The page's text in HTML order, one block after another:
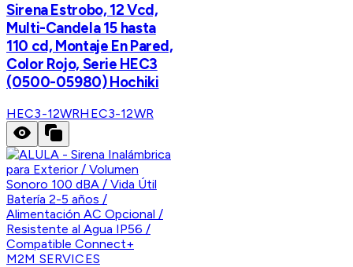
Sirena Estrobo, 12 Vcd,
Multi-Candela 15 hasta
110 cd, Montaje En Pared,
Color Rojo, Serie HEC3
(0500-05980) Hochiki
HEC3-12WRHEC3-12WR
M2M SERVICES